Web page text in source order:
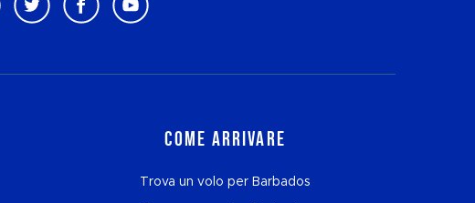
Come arrivare
Trova un volo per Barbados